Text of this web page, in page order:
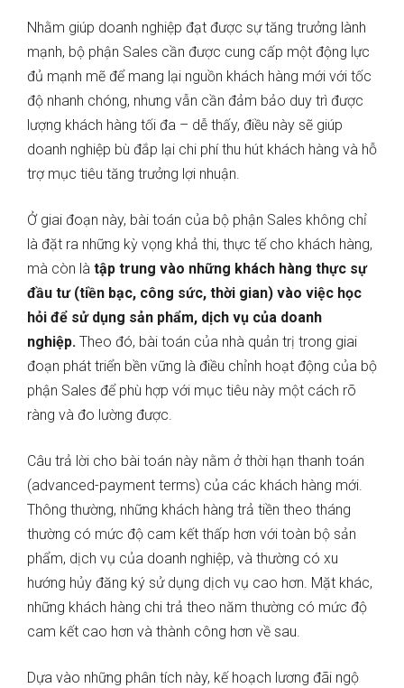
Nhằm giúp doanh nghiệp đạt được sự tăng trưởng lành
mạnh, bộ phận Sales cần được cung cấp một động lực
đủ mạnh mẽ để mang lại nguồn khách hàng mới với tốc
độ nhanh chóng, nhưng vẫn cần đảm bảo duy trì được
lượng khách hàng tối đa – dễ thấy, điều này sẽ giúp
doanh nghiệp bù đắp lại chi phí thu hút khách hàng và hỗ
trợ mục tiêu tăng trưởng lợi nhuận.
Ở giai đoạn này, bài toán của bộ phận Sales không chỉ
là đặt ra những kỳ vọng khả thi, thực tế cho khách hàng,
mà còn là tập trung vào những khách hàng thực sự
đầu tư (tiền bạc, công sức, thời gian) vào việc học
hỏi để sử dụng sản phẩm, dịch vụ của doanh
nghiệp. Theo đó, bài toán của nhà quản trị trong giai
đoạn phát triển bền vững là điều chỉnh hoạt động của bộ
phận Sales để phù hợp với mục tiêu này một cách rõ
ràng và đo lường được.
Câu trả lời cho bài toán này nằm ở thời hạn thanh toán
(advanced-payment terms) của các khách hàng mới.
Thông thường, những khách hàng trả tiền theo tháng
thường có mức độ cam kết thấp hơn với toàn bộ sản
phẩm, dịch vụ của doanh nghiệp, và thường có xu
hướng hủy đăng ký sử dụng dịch vụ cao hơn. Mặt khác,
những khách hàng chi trả theo năm thường có mức độ
cam kết cao hơn và thành công hơn về sau.
Dựa vào những phân tích này, kế hoạch lương đãi ngộ